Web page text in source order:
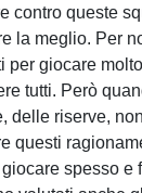
contro queste
la meglio. Per
per giocare
tutti. Però
delle riserve,
questi
spesso e